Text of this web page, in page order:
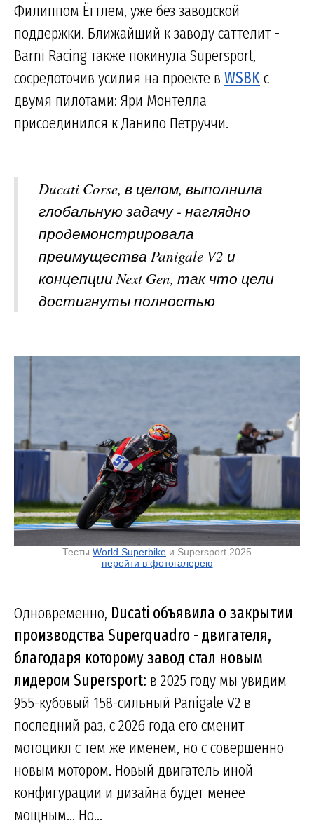
Филиппом Ёттлем, уже без заводской
поддержки. Ближайший к заводу саттелит -
Barni Racing также покинула Supersport,
сосредоточив усилия на проекте в WSBKс
двумя пилотами: Яри Монтелла
присоединился к Данило Петруччи.
Ducati Corse, в целом, выполнила
глобальную задачу - наглядно
продемонстрировала
преимущества Panigale V2 и
концепции Next Gen, так что цели
достигнуты полностью
Тесты World Superbike и Supersport 2025
перейти в фотогалерею
Одновременно, Ducati объявила о закрытии
производства Superquadro - двигателя,
благодаря которому завод стал новым
лидером Supersport: в 2025 году мы увидим
955-кубовый 158-сильный Panigale V2 в
последний раз, с 2026 года его сменит
мотоцикл с тем же именем, но с совершенно
новым мотором. Новый двигатель иной
конфигурации и дизайна будет менее
мощным... Но...